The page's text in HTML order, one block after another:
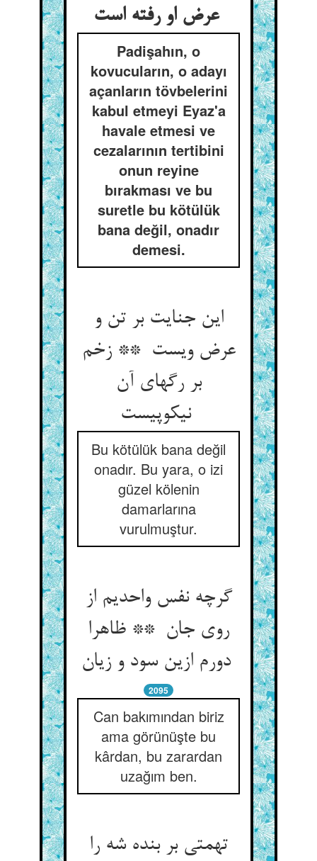
عرض او رفته است
Padişahın, o
kovucuların, o adayı
açanların tövbelerini
kabul etmeyi Eyaz'a
havale etmesi ve
cezalarının tertibini
onun reyine
bırakması ve bu
suretle bu kötülük
bana değil, onadır
demesi.
این جنایت بر تن و
عرض ویست ** زخم
بر رگهای آن
نیکوپیست
Bu kötülük bana değil
onadır. Bu yara, o izi
güzel kölenin
damarlarına
vurulmuştur.
گرچه نفس واحدیم از
روی جان ** ظاهرا
دورم ازین سود و زیان
2095
Can bakımından biriz
ama görünüşte bu
kârdan, bu zarardan
uzağım ben.
تهمتی بر بنده شه را